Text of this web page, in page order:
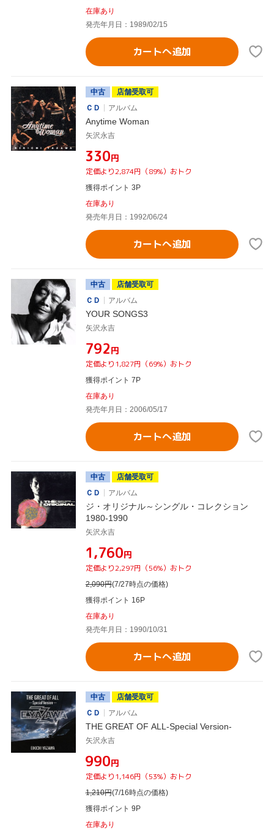
在庫あり
発売年月日：1989/02/15
カートへ追加
中古
店舗受取可
ＣＤ
アルバム
Anytime Woman
矢沢永吉
¥330円
定価より2,874円（89%）おトク
獲得ポイント 3P
在庫あり
発売年月日：1992/06/24
カートへ追加
中古
店舗受取可
ＣＤ
アルバム
YOUR SONGS3
矢沢永吉
¥792円
定価より1,827円（69%）おトク
獲得ポイント 7P
在庫あり
発売年月日：2006/05/17
カートへ追加
中古
店舗受取可
ＣＤ
アルバム
ジ・オリジナル～シングル・コレクション
1980-1990
矢沢永吉
¥1,760円
定価より2,297円（56%）おトク
2,090円(7/27時点の価格)
獲得ポイント 16P
在庫あり
発売年月日：1990/10/31
カートへ追加
中古
店舗受取可
ＣＤ
アルバム
THE GREAT OF ALL-Special Version-
矢沢永吉
¥990円
定価より1,146円（53%）おトク
1,210円(7/16時点の価格)
獲得ポイント 9P
在庫あり